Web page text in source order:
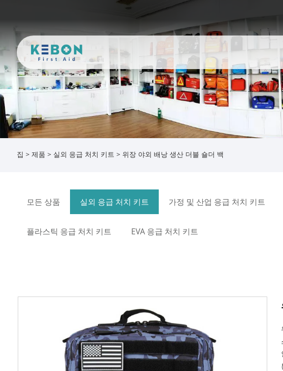
집 > 제품 > 실외 응급 처치 키트 > 위장 야외 배낭 생산 더블 숄더 백
모든 상품 실외 응급 처치 키트 가정 및 산업 응급 처치 키트
플라스틱 응급 처치 키트 EVA 응급 처치 키트